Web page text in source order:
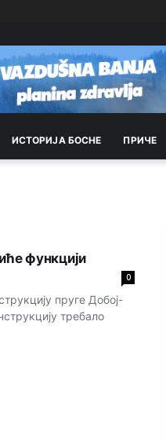
ИСТОРИЈА БОСНЕ ПРИЧЕ
функцији
0
пруге Добој-
требало